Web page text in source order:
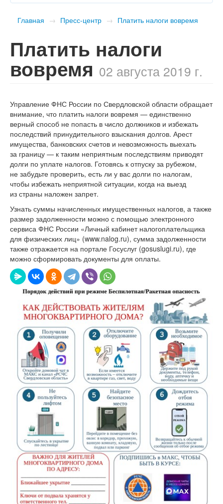
Главная → Пресс-центр → Платить налоги вовремя
Платить налоги
вовремя 02 августа 2019 г.
Управление ФНС России по Свердловской области обращает
внимание, что платить налоги вовремя — единственно
верный способ не попасть в число должников и избежать
последствий принудительного взыскания долгов. Арест
имущества, банковских счетов и невозможность выехать
за границу — к таким неприятным последствиям приводят
долги по уплате налогов. Готовясь к отпуску за рубежом,
не забудьте проверить, есть ли у вас долги по налогам,
чтобы избежать неприятной ситуации, когда на выезд
из страны наложен запрет.
Узнать суммы начисленных имущественных налогов, а также
размер задолженности можно с помощью электронного
сервиса ФНС России «Личный кабинет налогоплательщика
для физических лиц» (www.nalog.ru), сумма задолженности
также отражается на портале Госуслуг (gosuslugi.ru), где
можно сформировать документы для оплаты.